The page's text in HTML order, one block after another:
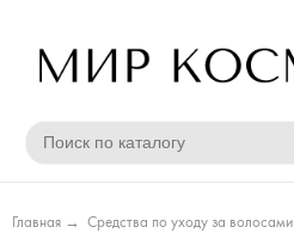
Главная → Средства по уходу за волосами